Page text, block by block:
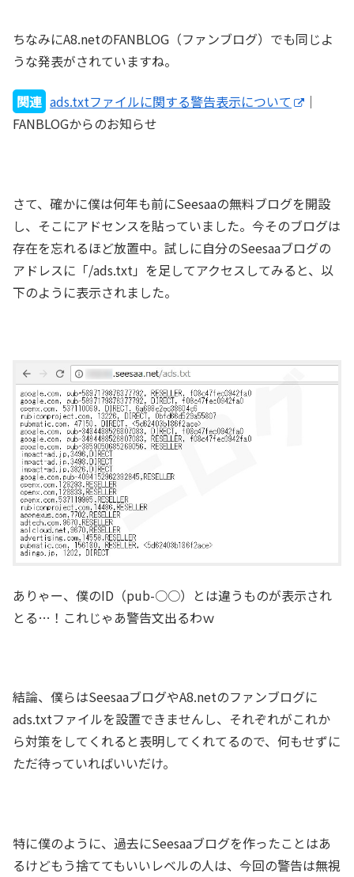
ちなみにA8.netのFANBLOG（ファンブログ）でも同じよ
うな発表がされていますね。
関連 ads.txtファイルに関する警告表示について
｜
FANBLOGからのお知らせ
さて、確かに僕は何年も前にSeesaaの無料ブログを開設
し、そこにアドセンスを貼っていました。今そのブログは
存在を忘れるほど放置中。試しに自分のSeesaaブログの
アドレスに「/ads.txt」を足してアクセスしてみると、以
下のように表示されました。
ありゃー、僕のID（pub-○○）とは違うものが表示され
とる…！これじゃあ警告文出るわｗ
結論、僕らはSeesaaブログやA8.netのファンブログに
ads.txtファイルを設置できませんし、それぞれがこれか
ら対策をしてくれると表明してくれてるので、何もせずに
ただ待っていればいいだけ。
特に僕のように、過去にSeesaaブログを作ったことはあ
るけどもう捨ててもいいレベルの人は、今回の警告は無視